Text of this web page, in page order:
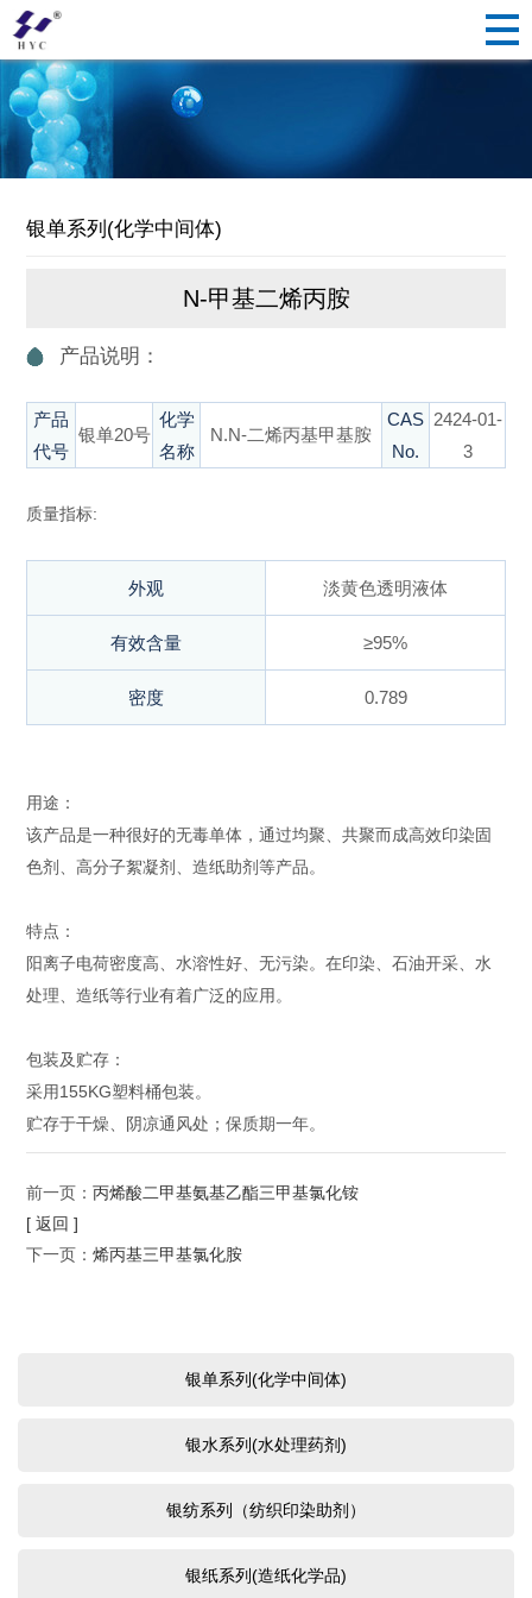
银单系列(化学中间体)
N-甲基二烯丙胺
产品说明：
产品
代号
银单20号
化学
名称
N.N-二烯丙基甲基胺
CAS
No.
2424-01-
3
质量指标:
外观 淡黄色透明液体
有效含量 ≥95%
密度 0.789
用途：
该产品是一种很好的无毒单体，通过均聚、共聚而成高效印染固
色剂、高分子絮凝剂、造纸助剂等产品。
特点：
阳离子电荷密度高、水溶性好、无污染。在印染、石油开采、水
处理、造纸等行业有着广泛的应用。
包装及贮存：
采用155KG塑料桶包装。
贮存于干燥、阴凉通风处；保质期一年。
前一页： 丙烯酸二甲基氨基乙酯三甲基氯化铵
[ 返回 ]
下一页： 烯丙基三甲基氯化胺
银单系列(化学中间体)
银水系列(水处理药剂)
银纺系列（纺织印染助剂）
银纸系列(造纸化学品)